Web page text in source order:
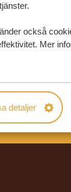
också
Mer
detaljer